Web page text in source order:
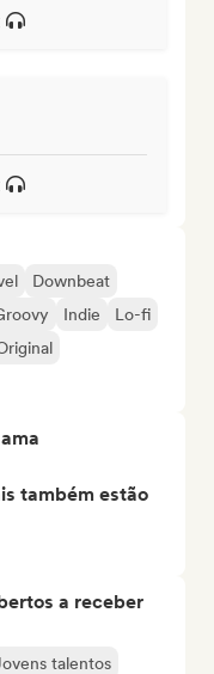
Downbeat
Indie
Lo-fi
também estão
a receber
talentos